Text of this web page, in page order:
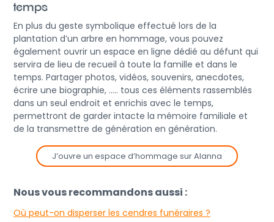
temps
En plus du geste symbolique effectué lors de la
plantation d’un arbre en hommage, vous pouvez
également ouvrir un espace en ligne dédié au défunt qui
servira de lieu de recueil à toute la famille et dans le
temps. Partager photos, vidéos, souvenirs, anecdotes,
écrire une biographie, ….. tous ces éléments rassemblés
dans un seul endroit et enrichis avec le temps,
permettront de garder intacte la mémoire familiale et
de la transmettre de génération en génération.
J’ouvre un espace d’hommage sur Alanna
Nous vous recommandons aussi :
Où peut-on disperser les cendres funéraires ?